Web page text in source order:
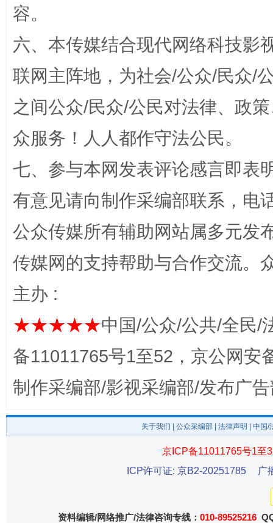
“蜀中异人”王建安的艺术幻境
完善运行机制助力责任有效落实
东山县通报“牛蛙产品抗生素超标问题” 法
容。
六、本传媒结合现代网络科技影
联网主阵地，为社会/公众/民众/
之间公众/民众/公民对法律、政
众服务！人人都作守法公民。
七、参与本网发表评论感言即表
有意见请向制作采编部联系，电
公众传媒所有辅助网站属多元发
传媒网的支持帮助与合作交流。
主办 :
★★★★★中国/公众/公共/全民/
备11011765号1至52，京公网安
制作采编部/影视采编部/发布广
关于我们 公众采编部 法律声明 | 中国
京ICP备11011765号1至
ICP许可证: 京B2-20251785
广
资料编辑/网络推广/法律咨询专线： 010-89525216